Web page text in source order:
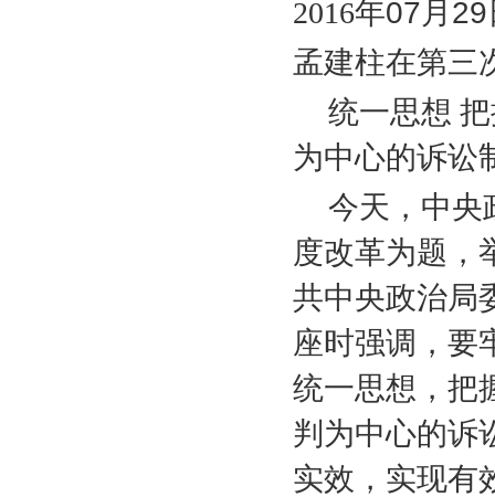
2016年07月 29
孟建柱在第三
统一思想
为中心的诉讼
今天，中央
度改革为题，
共中央政治局
座时强调，要
统一思想，把
判为中心的诉
实效，实现有